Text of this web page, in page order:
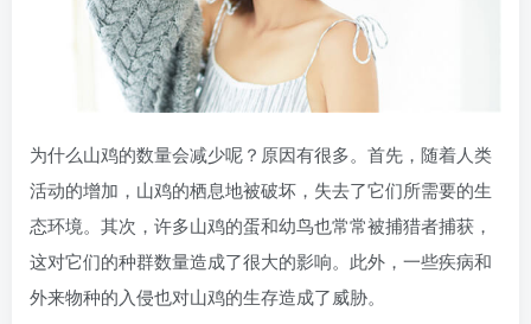
为什么山鸡的数量会减少呢？原因有很多。首先，随着人类
活动的增加，山鸡的栖息地被破坏，失去了它们所需要的生
态环境。其次，许多山鸡的蛋和幼鸟也常常被捕猎者捕获，
这对它们的种群数量造成了很大的影响。此外，一些疾病和
外来物种的入侵也对山鸡的生存造成了威胁。